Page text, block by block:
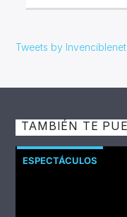
Tweets by Invenciblenet
TAMBIÉN TE
ESPECTÁCULOS